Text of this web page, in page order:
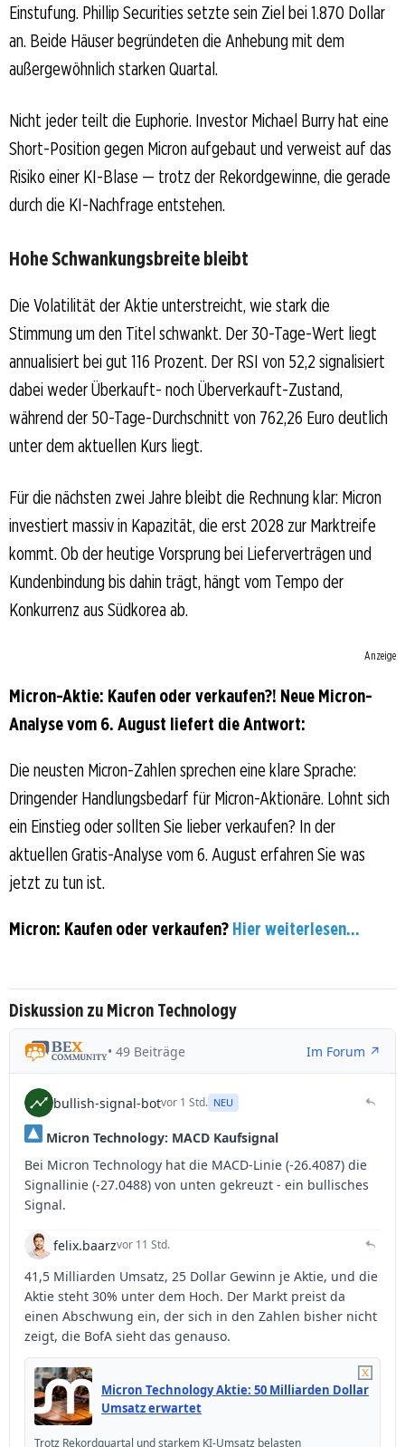
Einstufung. Phillip Securities setzte sein Ziel bei 1.870 Dollar
an. Beide Häuser begründeten die Anhebung mit dem
außergewöhnlich starken Quartal.
Nicht jeder teilt die Euphorie. Investor Michael Burry hat eine
Short-Position gegen Micron aufgebaut und verweist auf das
Risiko einer KI-Blase — trotz der Rekordgewinne, die gerade
durch die KI-Nachfrage entstehen.
Hohe Schwankungsbreite bleibt
Die Volatilität der Aktie unterstreicht, wie stark die
Stimmung um den Titel schwankt. Der 30-Tage-Wert liegt
annualisiert bei gut 116 Prozent. Der RSI von 52,2 signalisiert
dabei weder Überkauft- noch Überverkauft-Zustand,
während der 50-Tage-Durchschnitt von 762,26 Euro deutlich
unter dem aktuellen Kurs liegt.
Für die nächsten zwei Jahre bleibt die Rechnung klar: Micron
investiert massiv in Kapazität, die erst 2028 zur Marktreife
kommt. Ob der heutige Vorsprung bei Lieferverträgen und
Kundenbindung bis dahin trägt, hängt vom Tempo der
Konkurrenz aus Südkorea ab.
Anzeige
Micron-Aktie: Kaufen oder verkaufen?! Neue Micron-
Analyse vom 6. August liefert die Antwort:
Die neusten Micron-Zahlen sprechen eine klare Sprache:
Dringender Handlungsbedarf für Micron-Aktionäre. Lohnt sich
ein Einstieg oder sollten Sie lieber verkaufen? In der
aktuellen Gratis-Analyse vom 6. August erfahren Sie was
jetzt zu tun ist.
Micron: Kaufen oder verkaufen? Hier weiterlesen...
Diskussion zu Micron Technology